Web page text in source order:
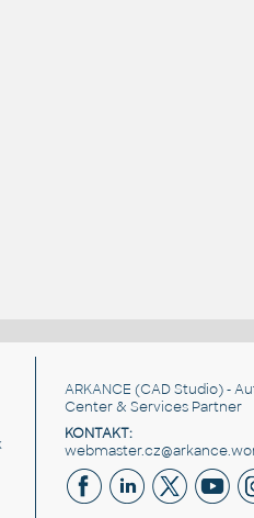
ARKANCE (CAD Studio) -
Center & Services Partner
KONTAKT: